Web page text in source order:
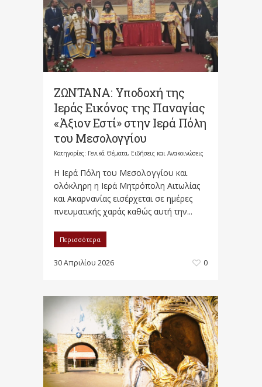
ΖΩΝΤΑΝΑ: Υποδοχή της
Ιεράς Εικόνος της Παναγίας
«Άξιον Εστί» στην Ιερά Πόλη
του Μεσολογγίου
Κατηγορίες: Γενικά Θέματα, Ειδήσεις και Ανακοινώσεις
Η Ιερά Πόλη του Μεσολογγίου και
ολόκληρη η Ιερά Μητρόπολη Αιτωλίας
και Ακαρνανίας εισέρχεται σε ημέρες
πνευματικής χαράς καθώς αυτή την...
Περισσότερα
30 Απριλίου 2026 0